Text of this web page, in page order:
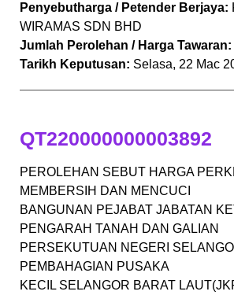
Penyebutharga / Petender Berjaya:
WIRAMAS SDN BHD
Jumlah Perolehan / Harga Tawaran:
Tarikh Keputusan: Selasa, 22 Mac
QT220000000003892
PEROLEHAN SEBUT HARGA
MEMBERSIH DAN MENCUCI
BANGUNAN PEJABAT JABATAN
PENGARAH TANAH DAN GALIAN
PERSEKUTUAN NEGERI
PEMBAHAGIAN PUSAKA
KECIL SELANGOR BARAT